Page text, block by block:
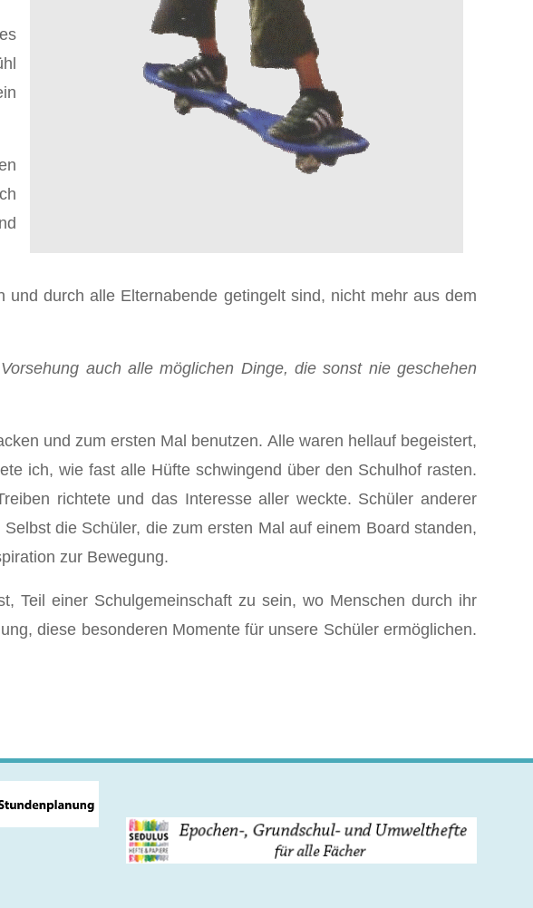
durch alle Elternabende getingelt sind, nicht mehr aus dem
auch alle möglichen Dinge, die sonst nie geschehen
und zum ersten Mal benutzen. Alle waren hellauf begeistert,
ich, wie fast alle Hüfte schwingend über den Schulhof rasten.
richtete und das Interesse aller weckte. Schüler anderer
die Schüler, die zum ersten Mal auf einem Board standen,
zur Bewegung.
Teil einer Schulgemeinschaft zu sein, wo Menschen durch ihr
diese besonderen Momente für unsere Schüler ermöglichen.